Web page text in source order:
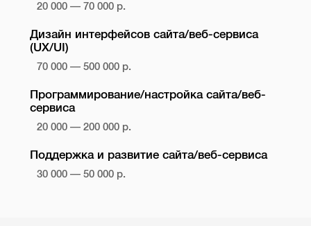
20 000 — 70 000 р.
Дизайн интерфейсов сайта/веб-сервиса
(UX/UI)
70 000 — 500 000 р.
Программирование/настройка сайта/веб-
сервиса
20 000 — 200 000 р.
Поддержка и развитие сайта/веб-сервиса
30 000 — 50 000 р.